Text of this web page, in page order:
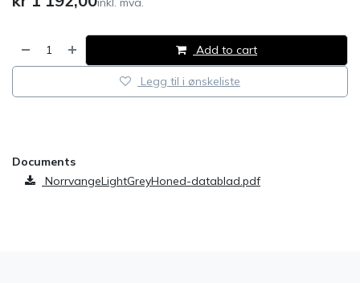
Add to cart
Legg til i ønskeliste
Documents
NorrvangeLightGreyHoned-datablad.pdf